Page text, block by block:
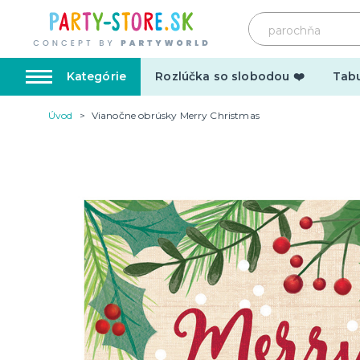
Kategórie Rozlúčka so slobodou ❤️
Hrnčeky
Vtipné
Narodeninové
Pre členov rodiny
Párty
Šerpy
Párty
Úvod Vianočne obrúsky Merry Christmas